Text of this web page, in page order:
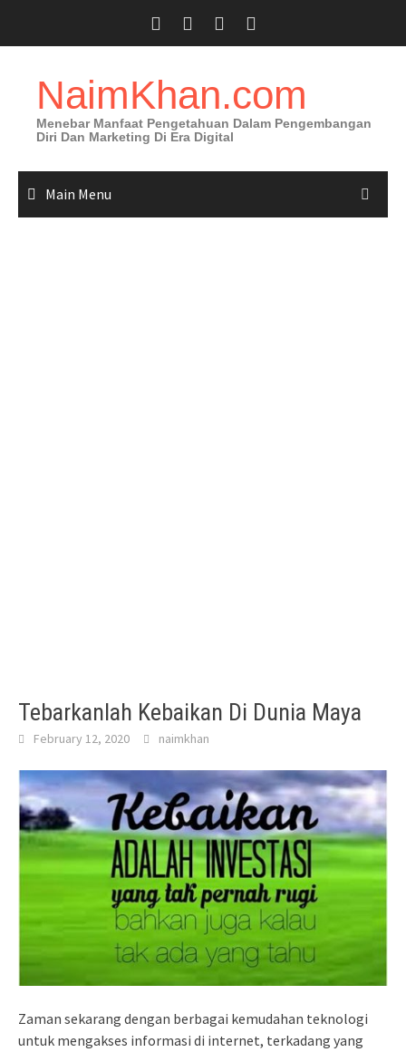
NaimKhan.com
Menebar Manfaat Pengetahuan Dalam Pengembangan
Diri Dan Marketing Di Era Digital
Main Menu
Tebarkanlah Kebaikan Di Dunia Maya
February 12, 2020 naimkhan
Zaman sekarang dengan berbagai kemudahan teknologi
untuk mengakses informasi di internet, terkadang yang